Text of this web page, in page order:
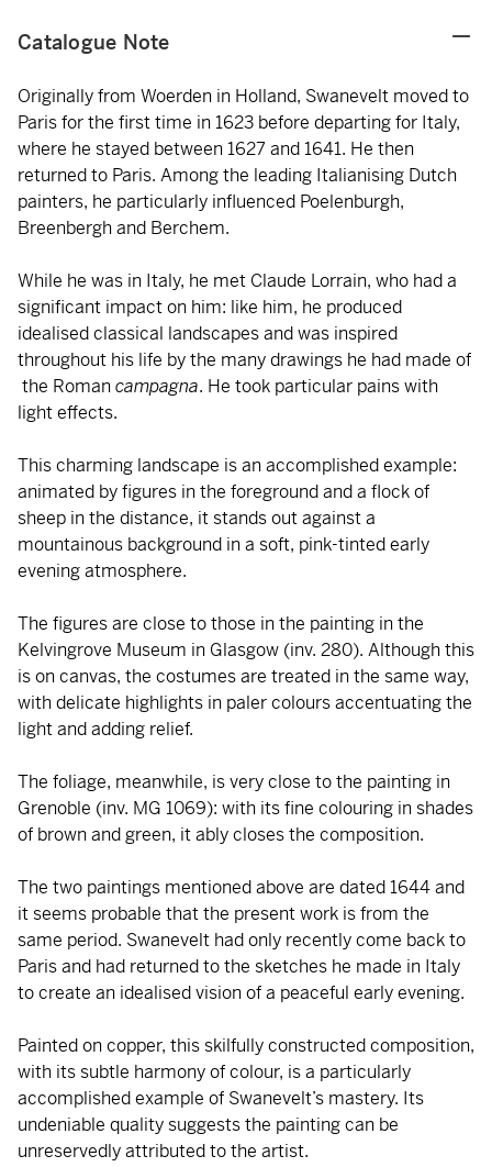
Catalogue Note
Originally from Woerden in Holland, Swanevelt moved to
Paris for the first time in 1623 before departing for Italy,
where he stayed between 1627 and 1641. He then
returned to Paris. Among the leading Italianising Dutch
painters, he particularly influenced Poelenburgh,
Breenbergh and Berchem.
While he was in Italy, he met Claude Lorrain, who had a
significant impact on him: like him, he produced
idealised classical landscapes and was inspired
throughout his life by the many drawings he had made of
the Romancampagna. He took particular pains with
light effects.
This charming landscape is an accomplished example:
animated by figures in the foreground and a flock of
sheep in the distance, it stands out against a
mountainous background in a soft, pink-tinted early
evening atmosphere.
The figures are close to those in the painting in the
Kelvingrove Museum in Glasgow (inv. 280). Although this
is on canvas, the costumes are treated in the same way,
with delicate highlights in paler colours accentuating the
light and adding relief.
The foliage, meanwhile, is very close to the painting in
Grenoble (inv. MG 1069): with its fine colouring in shades
of brown and green, it ably closes the composition.
The two paintings mentioned above are dated 1644 and
it seems probable that the present work is from the
same period. Swanevelt had only recently come back to
Paris and had returned to the sketches he made in Italy
to create an idealised vision of a peaceful early evening.
Painted on copper, this skilfully constructed composition,
with its subtle harmony of colour, is a particularly
accomplished example of Swanevelt’s mastery. Its
undeniable quality suggests the painting can be
unreservedly attributed to the artist.